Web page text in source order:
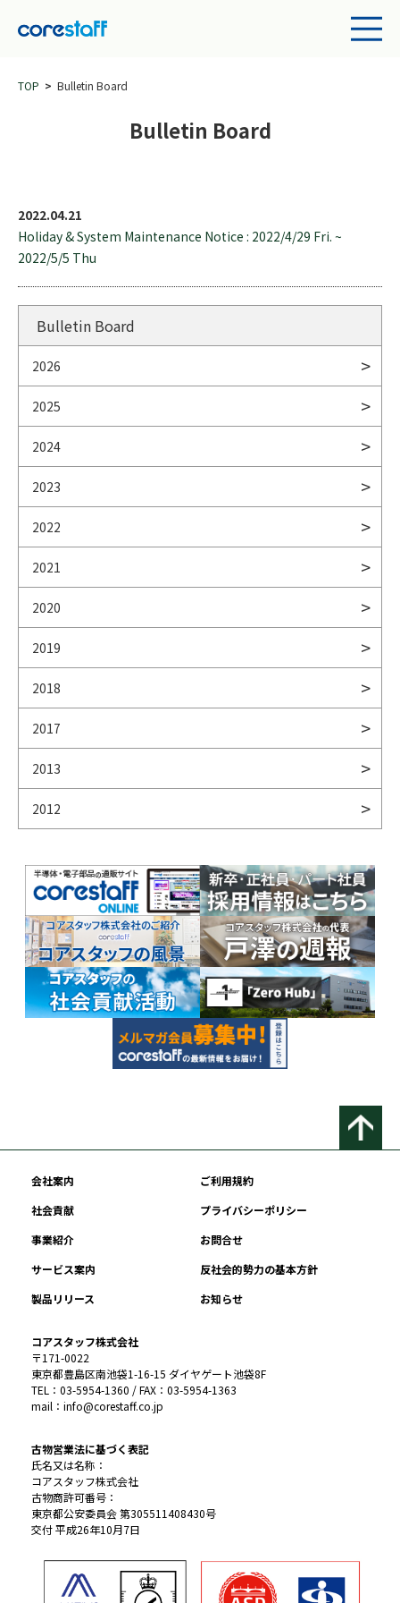
TOP Bulletin Board
Bulletin Board
2022.04.21
Holiday & System Maintenance Notice : 2022/4/29 Fri. ~
2022/5/5 Thu
Bulletin Board
2026
2025
2024
2023
2022
2021
2020
2019
2018
2017
2013
2012
会社案内
ご利用規約
社会貢献
プライバシーポリシー
事業紹介
お問合せ
サービス案内
反社会的勢力の基本方針
製品リリース
お知らせ
コアスタッフ株式会社
〒171-0022
東京都豊島区南池袋1-16-15 ダイヤゲート池袋8F
TEL：03-5954-1360 / FAX：03-5954-1363
mail：info@corestaff.co.jp
古物営業法に基づく表記
氏名又は名称：
コアスタッフ株式会社
古物商許可番号：
東京都公安委員会 第305511408430号
交付 平成26年10月7日